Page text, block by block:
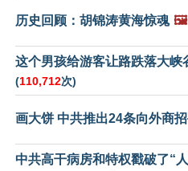
历史回顾：胡锦涛黄海惊魂 🖼️
这个男孩给游客让路跌落大峡
(110,712次)
画大饼 中共推出24条向外商
中共高干病房和特权戳破了“